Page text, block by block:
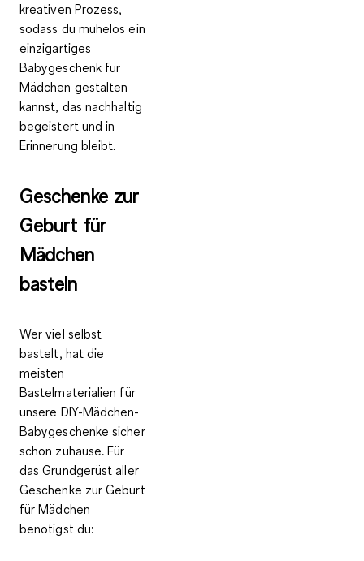
kreativen Prozess,
sodass du mühelos ein
einzigartiges
Babygeschenk für
Mädchen gestalten
kannst, das nachhaltig
begeistert und in
Erinnerung bleibt.
Geschenke zur
Geburt für
Mädchen
basteln
Wer viel selbst
bastelt, hat die
meisten
Bastelmaterialien für
unsere DIY-Mädchen-
Babygeschenke sicher
schon zuhause. Für
das Grundgerüst aller
Geschenke zur Geburt
für Mädchen
benötigst du: